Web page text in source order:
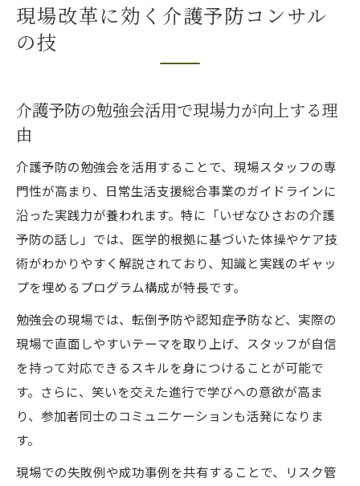
介護予防の勉強会で法改正情報を得るコツ
キャリア構築へ導く勉強会活用術を解説
理由
コンサルタント志望者向け勉強会活用ポイ
ント
Instagram活用で人脈とキャリアを広げる方
法
勉強会参加で得られるスキルと成長の道筋
毎週土曜の勉強会を活かしたキャリア戦略
現場改革に効く介護予防コンサル
の技
介護予防の勉強会活用で現場力が向上する理
由
介護予防の勉強会を活用することで、現場スタッフの専
門性が高まり、日常生活支援総合事業のガイドラインに
沿った実践力が養われます。特に「いぜなひさおの介護
予防の話し」では、医学的根拠に基づいた体操やケア技
術がわかりやすく解説されており、知識と実践のギャッ
プを埋めるプログラム構成が特長です。
勉強会の現場では、転倒予防や認知症予防など、実際の
現場で直面しやすいテーマを取り上げ、スタッフが自信
を持って対応できるスキルを身につけることが可能で
す。さらに、笑いを交えた進行で学びへの意欲が高ま
り、参加者同士のコミュニケーションも活発になりま
す。
現場での失敗例や成功事例を共有することで、リスク管